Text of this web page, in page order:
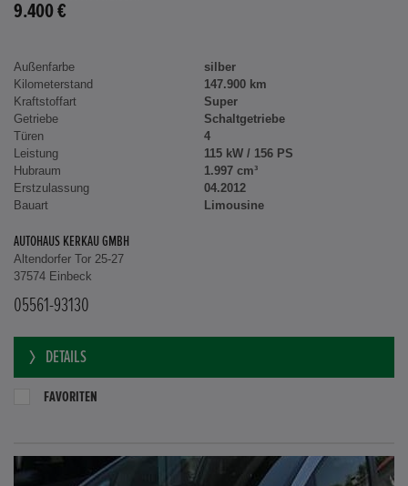
9.400 €
Außenfarbe
silber
Kilometerstand
147.900 km
Kraftstoffart
Super
Getriebe
Schaltgetriebe
Türen
4
Leistung
115 kW / 156 PS
Hubraum
1.997 cm³
Erstzulassung
04.2012
Bauart
Limousine
AUTOHAUS KERKAU GMBH
Altendorfer Tor 25-27
37574 Einbeck
05561-93130
DETAILS
FAVORITEN